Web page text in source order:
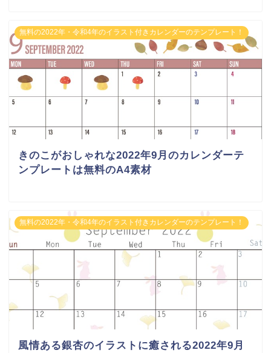
無料の2022年・令和4年のイラスト付きカレンダーのテンプレート！
きのこがおしゃれな2022年9月のカレンダーテ
ンプレートは無料のA4素材
無料の2022年・令和4年のイラスト付きカレンダーのテンプレート！
風情ある銀杏のイラストに癒される2022年9月